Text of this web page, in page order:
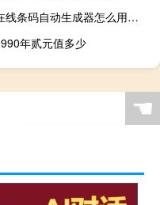
在线条码自动生成器怎么用（在线条码自动生成器）
年贰元值多少
☚